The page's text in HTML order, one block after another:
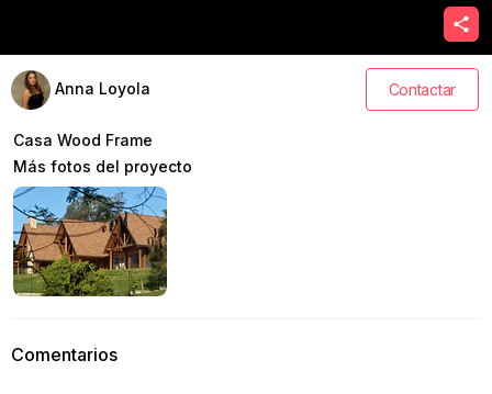
Anna Loyola Contactar
Casa Wood Frame
Más fotos del proyecto
Comentarios